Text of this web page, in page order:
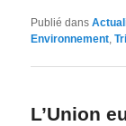
Publié dans
Environnement,
L’Union